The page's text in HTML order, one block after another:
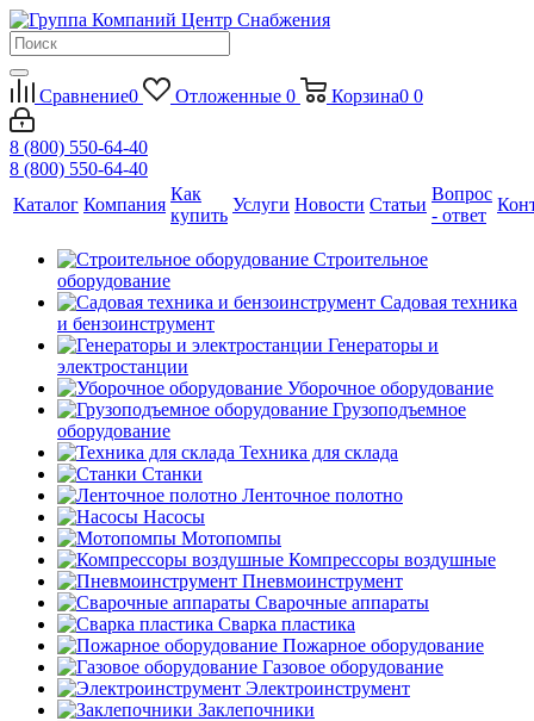
Сравнение0 Отложенные 0 Корзина0 0
8 (800) 550-64-40
8 (800) 550-64-40
Каталог Компания
Как
купить
Услуги Новости Статьи
Вопрос
- ответ
Строительное
оборудование
Садовая техника
и бензоинструмент
Генераторы и
электростанции
Уборочное оборудование
Грузоподъемное
оборудование
Техника для склада
Станки
Ленточное полотно
Насосы
Мотопомпы
Компрессоры воздушные
Пневмоинструмент
Сварочные аппараты
Сварка пластика
Пожарное оборудование
Газовое оборудование
Электроинструмент
Заклепочники